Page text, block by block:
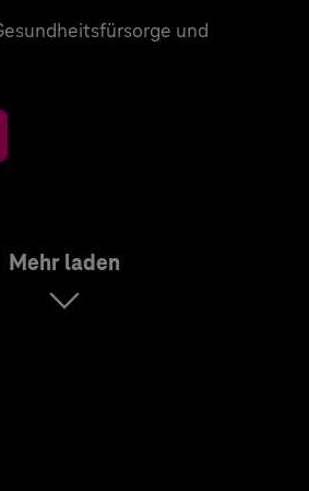
und
Mehr laden